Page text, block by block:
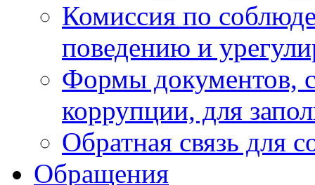
Комиссия по
поведению и
Формы документов,
коррупции, для
Обратная связь для
Обращения